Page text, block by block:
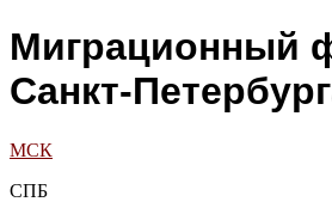
Миграционный
Санкт-
МСК
СПБ